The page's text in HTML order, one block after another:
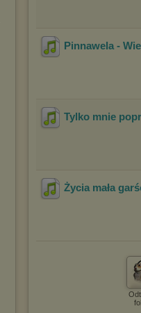
Pinnawela -
Tylko mnie
Życia mała